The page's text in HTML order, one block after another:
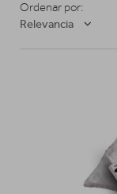
Ordenar por:
Relevancia